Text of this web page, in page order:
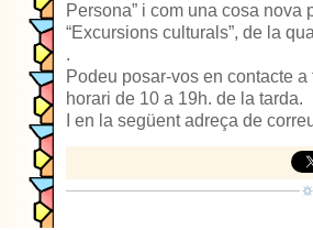
Persona” i com una cosa
“Excursions culturals”, de la
.
Podeu posar-vos en contacte
horari de 10 a 19h. de la tarda.
I en la següent adreça de